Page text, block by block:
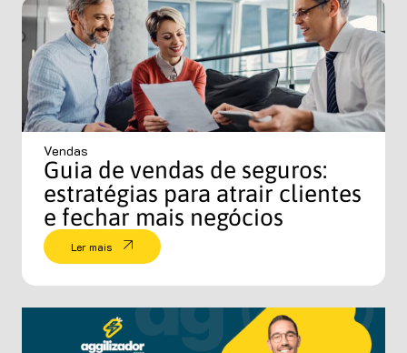
Vendas
Guia de vendas de seguros:
estratégias para atrair clientes
e fechar mais negócios
Ler mais